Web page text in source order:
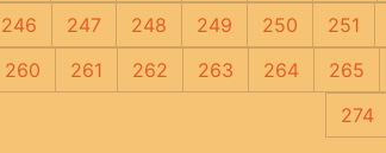
246
247 248 249 250 251
260
261 262 263 264 265
274